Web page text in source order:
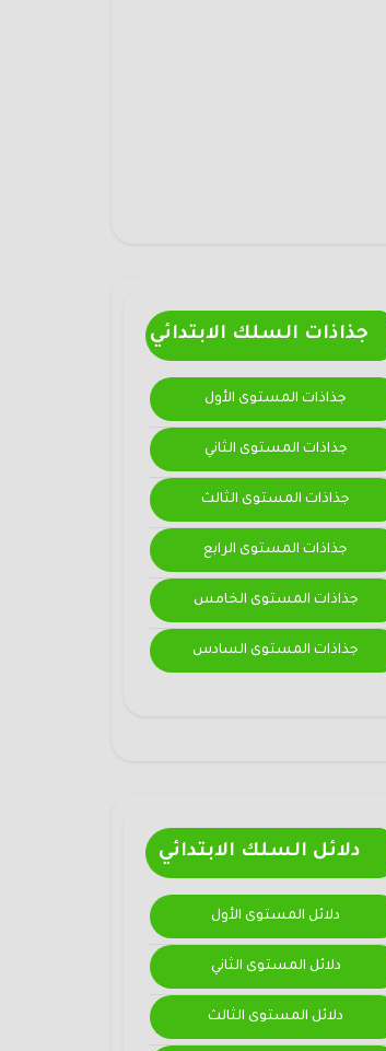
جذاذات السلك الابتدائي
جذاذات المستوى الأول
جذاذات المستوى الثاني
جذاذات المستوى الثالث
جذاذات المستوى الرابع
جذاذات المستوى الخامس
جذاذات المستوى السادس
دلائل السلك الابتدائي
دلائل المستوى الأول
دلائل المستوى الثاني
دلائل المستوى الثالث